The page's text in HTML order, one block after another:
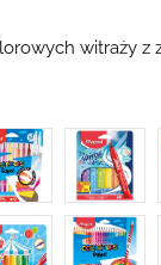
witraży z